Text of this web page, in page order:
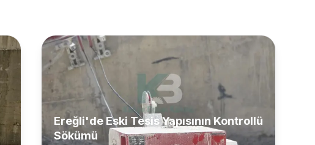
Ereğli'de Eski Tesis Yapısının Kontrollü
Sökümü